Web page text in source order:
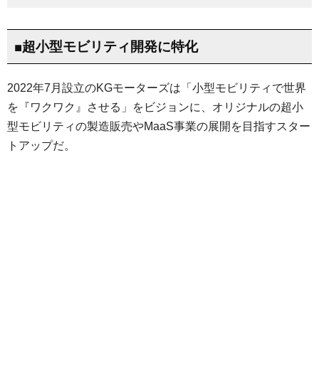
■超小型モビリティ開発に特化
2022年7月設立のKGモーターズは「小型モビリティで世界
を『ワクワク』させる」をビジョンに、オリジナルの超小
型モビリティの製造販売やMaaS事業の展開を目指すスター
トアップだ。